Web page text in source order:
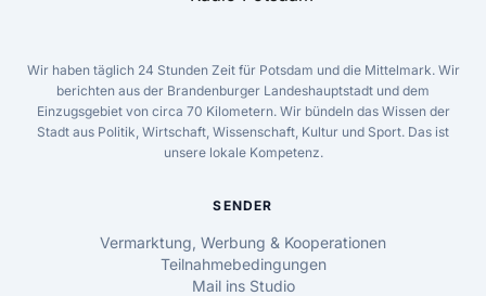
Wir haben täglich 24 Stunden Zeit für Potsdam und die Mittelmark. Wir
berichten aus der Brandenburger Landeshauptstadt und dem
Einzugsgebiet von circa 70 Kilometern. Wir bündeln das Wissen der
Stadt aus Politik, Wirtschaft, Wissenschaft, Kultur und Sport. Das ist
unsere lokale Kompetenz.
SENDER
Vermarktung, Werbung & Kooperationen
Teilnahmebedingungen
Mail ins Studio